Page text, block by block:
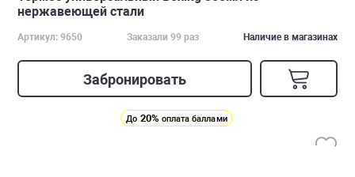
нержавеющей стали
Артикул: 9650 Заказали 99 раз Наличие в магазинах
Забронировать
До 20% оплата баллами